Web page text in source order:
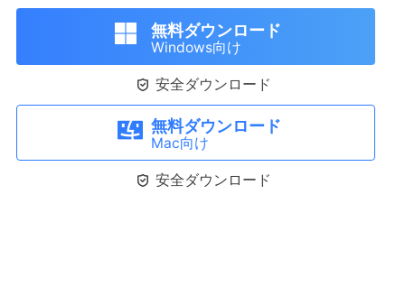
無料ダウンロード
Windows向け
 安全ダウンロード
無料ダウンロード
Mac向け
 安全ダウンロード